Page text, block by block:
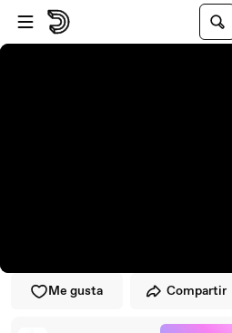
Saltar al reproductor
Saltar al contenido principal
Me gusta Compartir